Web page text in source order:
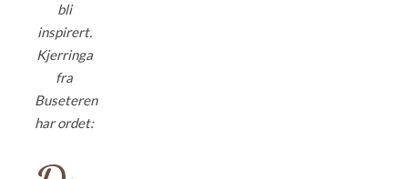
bli
inspirert.
Kjerringa
fra
Buseteren
har ordet: